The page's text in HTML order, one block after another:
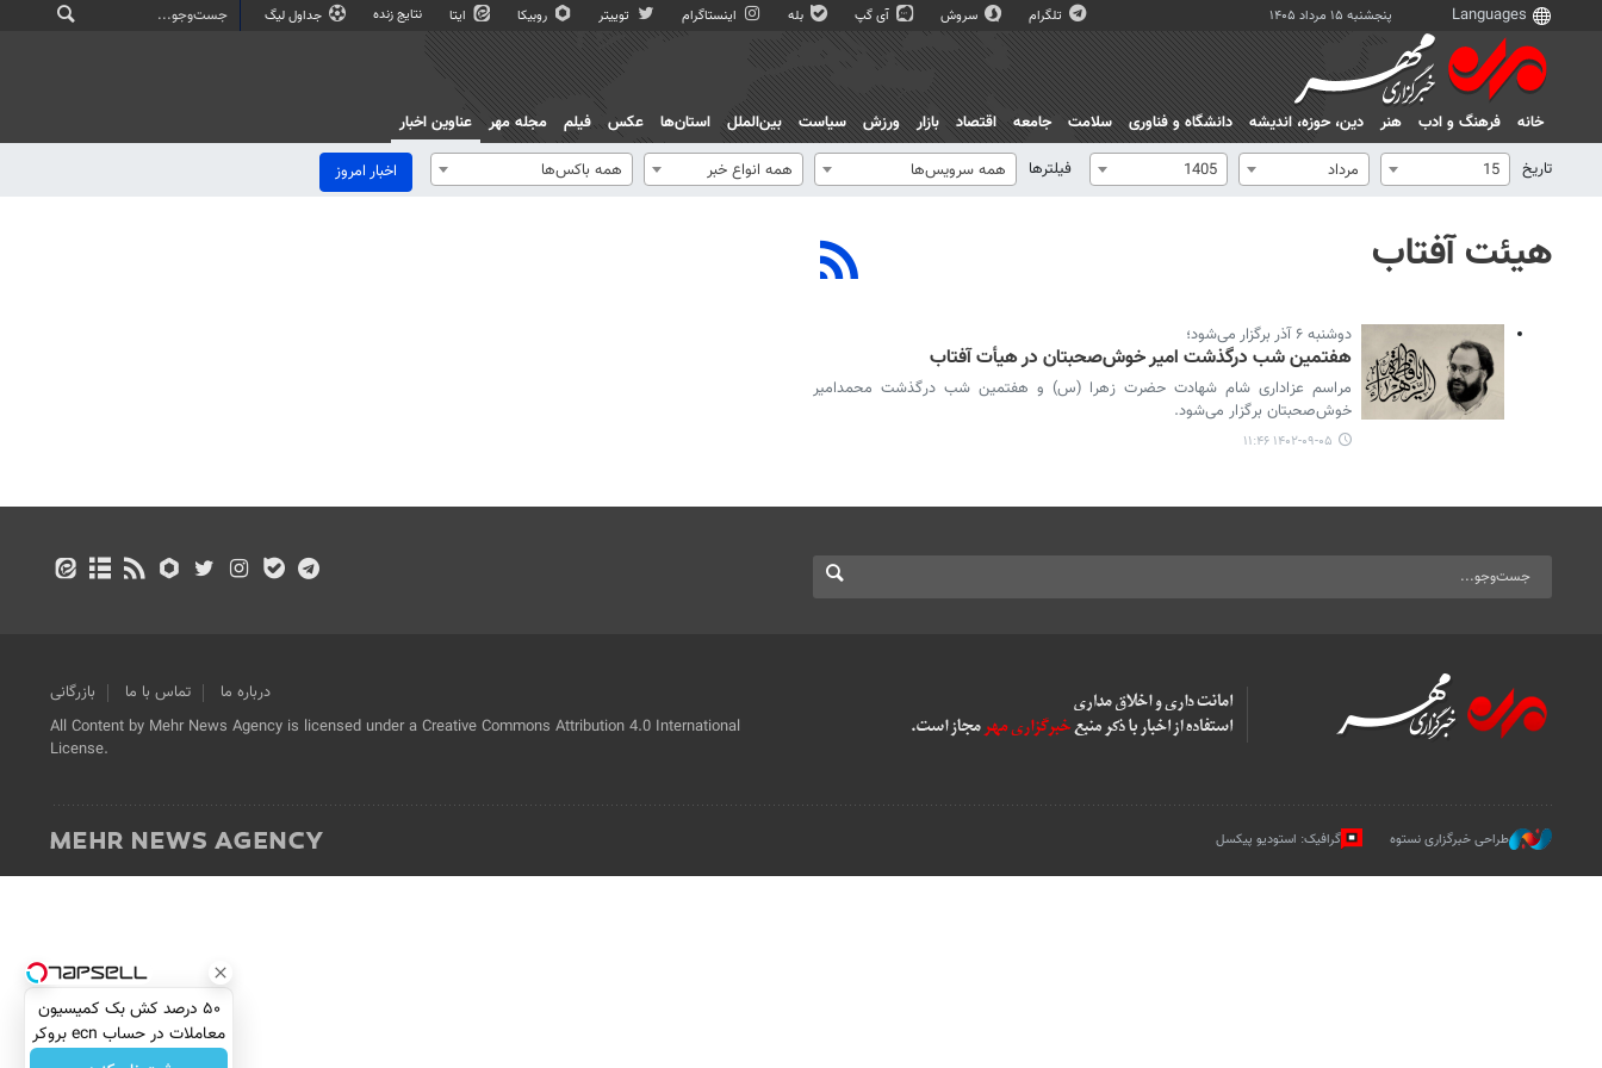
پنجشنبه ۱۵ مرداد ۱۴۰۵ تلگرام سروش آی گپ بله اینستاگرام توییتر روبیکا ایتا نتایج زنده جداول لیگ
خانه فرهنگ و ادب هنر دين، حوزه، انديشه دانشگاه و فناوری سلامت جامعه اقتصاد بازار ورزش سیاست بین‌الملل استان‌ها عکس فیلم مجله مهر
عناوین اخبار
تاریخ
15 مرداد 1405 فیلترها همه سرویس‌ها همه انواع خبر همه باکس‌ها اخبار امروز
هیئت آفتاب
دوشنبه ۶ آذر برگزار می‌شود؛
هفتمین شب درگذشت امیر خوش‌صحبتان در هیأت آفتاب
مراسم عزاداری شام شهادت حضرت زهرا (س) و هفتمین شب درگذشت محمدامیر
خوش‌صحبتان برگزار می‌شود.
۱۴۰۲-۰۹-۰۵ ۱۱:۴۶
درباره ما تماس با ما
بازرگانی
All Content by Mehr News Agency is licensed under a Creative Commons Attribution 4.0 International
License.
طراحی خبرگزاری نستوه گرافیک: استودیو پیکسل
۵۰ درصد کش بک کمیسیون
معاملات در حساب ecn بروکر
اینوسلو